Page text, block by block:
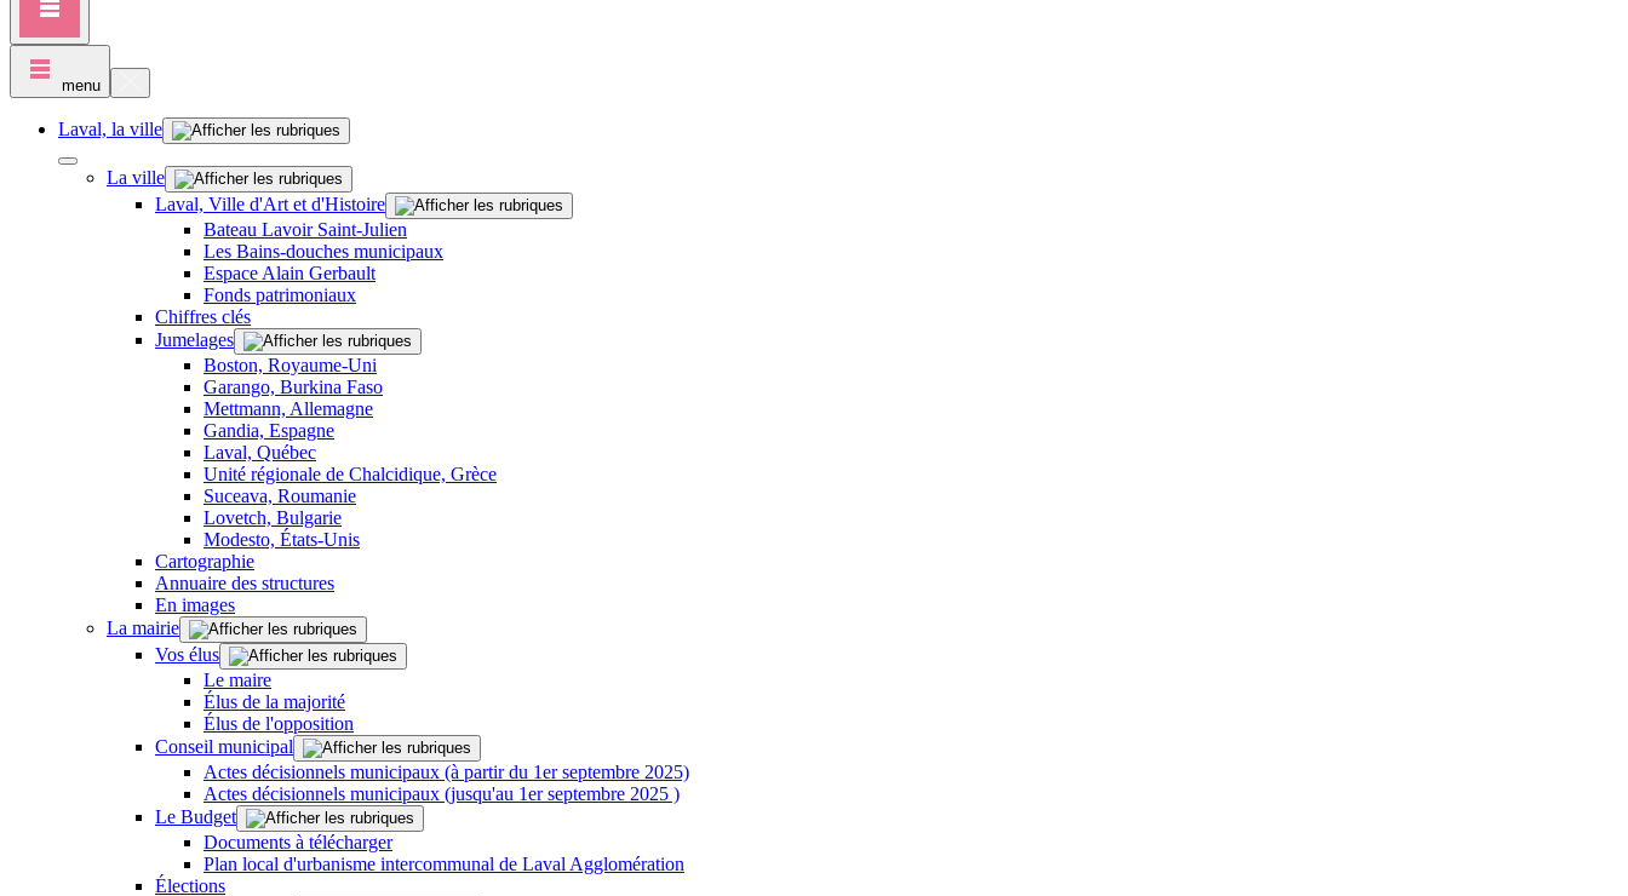
menu
Laval, la ville
La ville
Laval, Ville d'Art et d'Histoire
Bateau Lavoir Saint-Julien
Les Bains-douches municipaux
Espace Alain Gerbault
Fonds patrimoniaux
Chiffres clés
Jumelages
Boston, Royaume-Uni
Garango, Burkina Faso
Mettmann, Allemagne
Gandia, Espagne
Laval, Québec
Unité régionale de Chalcidique, Grèce
Suceava, Roumanie
Lovetch, Bulgarie
Modesto, États-Unis
Cartographie
Annuaire des structures
En images
La mairie
Vos élus
Le maire
Élus de la majorité
Élus de l'opposition
Conseil municipal
Actes décisionnels municipaux (à partir du 1er septembre 2025)
Actes décisionnels municipaux (jusqu'au 1er septembre 2025 )
Le Budget
Documents à télécharger
Plan local d'urbanisme intercommunal de Laval Agglomération
Élections